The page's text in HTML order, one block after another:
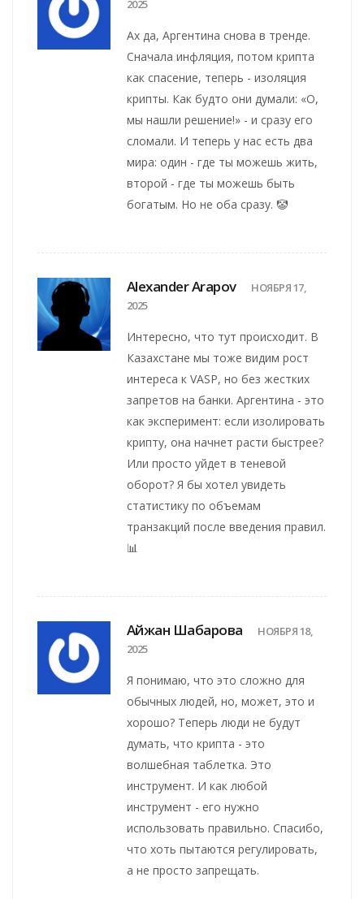
2025
Ах да, Аргентина снова в тренде.
Сначала инфляция, потом крипта
как спасение, теперь - изоляция
крипты. Как будто они думали: «О,
мы нашли решение!» - и сразу его
сломали. И теперь у нас есть два
мира: один - где ты можешь жить,
второй - где ты можешь быть
богатым. Но не оба сразу. 🤡
Alexander Arapov
НОЯБРЯ 17,
2025
Интересно, что тут происходит. В
Казахстане мы тоже видим рост
интереса к VASP, но без жестких
запретов на банки. Аргентина - это
как эксперимент: если изолировать
крипту, она начнет расти быстрее?
Или просто уйдет в теневой
оборот? Я бы хотел увидеть
статистику по объемам
транзакций после введения правил.
📊
Айжан Шабарова
НОЯБРЯ 18,
2025
Я понимаю, что это сложно для
обычных людей, но, может, это и
хорошо? Теперь люди не будут
думать, что крипта - это
волшебная таблетка. Это
инструмент. И как любой
инструмент - его нужно
использовать правильно. Спасибо,
что хоть пытаются регулировать,
а не просто запрещать.